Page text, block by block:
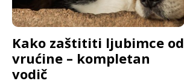
Kako zaštititi ljubimce od
vrućine – kompletan
vodič